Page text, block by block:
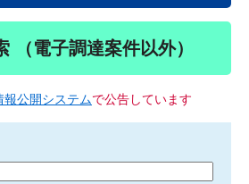
（電子調達案件以外）
報公開システムで公告しています